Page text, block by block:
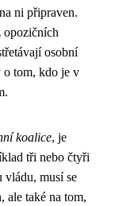
ni připraven.
opozičních
osobní
o tom, kdo je v
koalice, je
tři nebo čtyři
vládu, musí se
ale také na tom,